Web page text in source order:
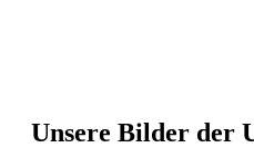
Unsere Bilder der